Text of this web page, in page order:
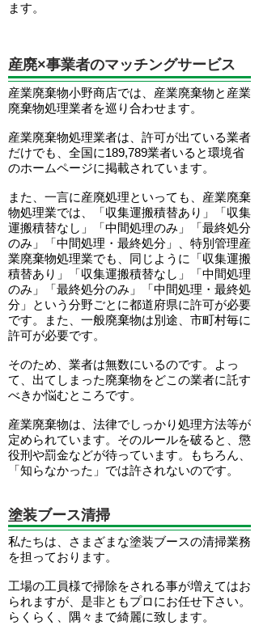
ます。
産廃×事業者のマッチングサービス
産業廃棄物小野商店では、産業廃棄物と産業
廃棄物処理業者を巡り合わせます。
産業廃棄物処理業者は、許可が出ている業者
だけでも、全国に189,789業者いると環境省
のホームページに掲載されています。
また、一言に産廃処理といっても、産業廃棄
物処理業では、「収集運搬積替あり」「収集
運搬積替なし」「中間処理のみ」「最終処分
のみ」「中間処理・最終処分」、特別管理産
業廃棄物処理業でも、同じように「収集運搬
積替あり」「収集運搬積替なし」「中間処理
のみ」「最終処分のみ」「中間処理・最終処
分」という分野ごとに都道府県に許可が必要
です。また、一般廃棄物は別途、市町村毎に
許可が必要です。
そのため、業者は無数にいるのです。よっ
て、出てしまった廃棄物をどこの業者に託す
べきか悩むところです。
産業廃棄物は、法律でしっかり処理方法等が
定められています。そのルールを破ると、懲
役刑や罰金などが待っています。もちろん、
「知らなかった」では許されないのです。
塗装ブース清掃
私たちは、さまざまな塗装ブースの清掃業務
を担っております。
工場の工員様で掃除をされる事が増えてはお
られますが、是非ともプロにお任せ下さい。
らくらく、隅々まで綺麗に致します。